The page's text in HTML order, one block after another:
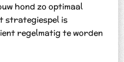
hond zo optimaal
strategiespel is
regelmatig te worden